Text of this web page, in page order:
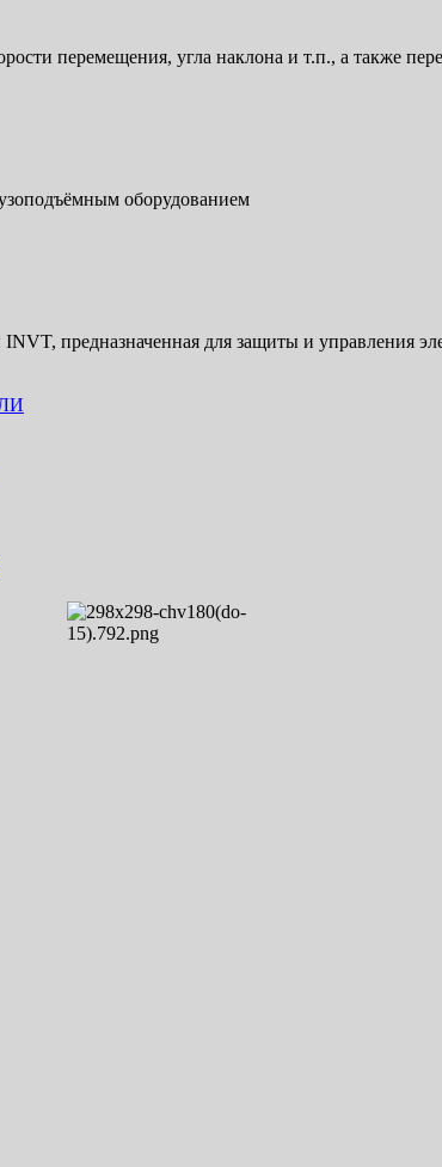
перемещения, угла наклона и т.п., а также
оборудованием
предназначенная для защиты и управления